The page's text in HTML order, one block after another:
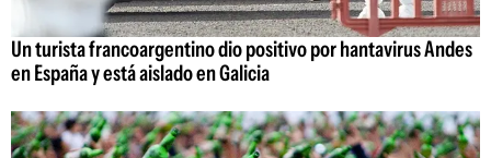
Un turista francoargentino dio positivo por hantavirus Andes
en España y está aislado en Galicia